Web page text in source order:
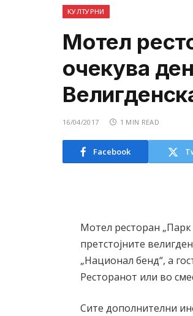
КУЛТУРНИ
Мотел
очекува
16/04/2017 1 MIN READ
Facebook
Мотел ресторан
претстојните
„Национал бенд“, а
Ресторанот или во
Сите дополнителни